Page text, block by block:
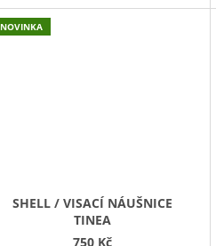
NOVINKA
SHELL / VISACÍ NÁUŠNICE
TINEA
750 Kč